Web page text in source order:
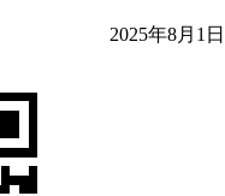
2025年8月1日